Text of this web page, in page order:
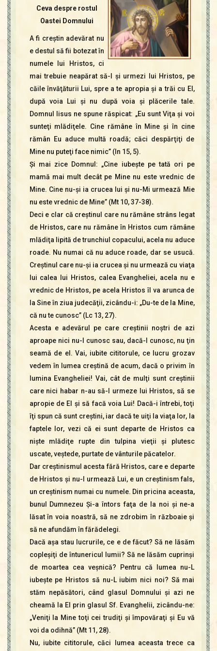
Icoane
Mărgăritare
Calendar
Glosar
Contact
Ceva despre rostul
Oastei Domnului
A fi creştin adevărat nu
e destul să fii botezat în
numele lui Hristos, ci
mai trebuie neapărat să-I şi urmezi lui Hristos, pe
căile învăţăturii Lui, spre a te apropia şi a trăi cu El,
după voia Lui şi nu după voia şi plăcerile tale.
Domnul Iisus ne spune răspicat: „Eu sunt Viţa şi voi
sunteţi mlădiţele. Cine rămâne în Mine şi în cine
rămân Eu aduce multă roadă; căci despărţiţi de
Mine nu puteţi face nimic” (In 15, 5).
Şi mai zice Domnul: „Cine iubeşte pe tată ori pe
mamă mai mult decât pe Mine nu este vrednic de
Mine. Cine nu-şi ia crucea lui şi nu-Mi urmează Mie
nu este vrednic de Mine” (Mt 10, 37-38).
Deci e clar că creştinul care nu rămâne strâns legat
de Hristos, care nu rămâne în Hristos cum rămâne
mlădiţa lipită de trunchiul copacului, acela nu aduce
roade. Nu numai că nu aduce roade, dar se usucă.
Creştinul care nu-şi ia crucea şi nu urmează cu viaţa
lui calea lui Hristos, calea Evangheliei, acela nu e
vrednic de Hristos, pe acela Hristos îl va arunca de
la Sine în ziua judecăţii, zicându-i: „Du-te de la Mine,
că nu te cunosc” (Lc 13, 27).
Acesta e adevărul pe care creştinii noştri de azi
aproape nici nu-l cunosc sau, dacă-l cunosc, nu ţin
seamă de el. Vai, iubite cititorule, ce lucru grozav
vedem în lumea creştină de acum, dacă o privim în
lumina Evangheliei! Vai, cât de mulţi sunt creştinii
care nici habar n-au să-I urmeze lui Hristos, să se
apropie de El şi să facă voia Lui! Dacă-i întrebi, toţi
îţi spun că sunt creştini, iar dacă te uiţi la viaţa lor, la
faptele lor, vezi că ei sunt departe de Hristos ca
nişte mlădiţe rupte din tulpina vieţii şi plutesc
uscate, veştede, purtate de vânturile păcatelor.
Dar creştinismul acesta fără Hristos, care e departe
de Hristos şi nu-I urmează Lui, e un creştinism fals,
un creştinism numai cu numele. Din pricina aceasta,
bunul Dumnezeu Şi-a întors faţa de la noi şi ne-a
lăsat în voia noastră, să ne zdrobim în războaie şi
să ne afundăm în fărădelegi.
Dacă aşa stau lucrurile, ce e de făcut? Să ne lăsăm
copleşiţi de întunericul lumii? Să ne lăsăm cuprinşi
de moartea cea veşnică? Pentru că lumea nu-L
iubeşte pe Hristos să nu-L iubim nici noi? Să mai
stăm nepăsători, când glasul Domnului şi azi ne
cheamă la El prin glasul Sf. Evanghelii, zicându-ne:
„Veniţi la Mine toţi cei trudiţi şi împovăraţi şi Eu vă
voi da odihnă” (Mt 11, 28).
Nu, iubite cititorule, căci lumea aceasta trece ca